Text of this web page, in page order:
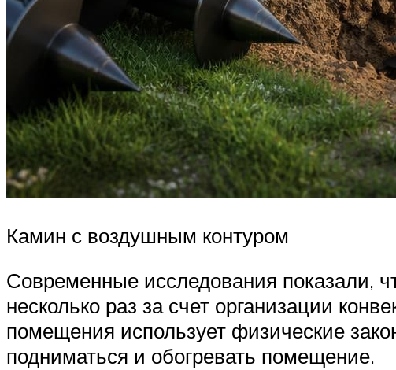
Камин с воздушным контуром
Современные исследования показали,
несколько раз за счет организации
помещения использует физические
подниматься и обогревать помещение.